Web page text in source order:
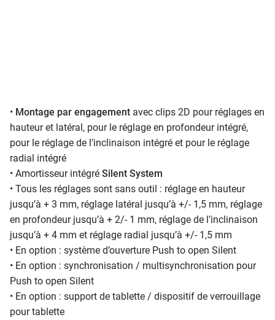
• Montage par engagement avec clips 2D pour réglages en
hauteur et latéral, pour le réglage en profondeur intégré,
pour le réglage de l’inclinaison intégré et pour le réglage
radial intégré
• Amortisseur intégré Silent System
• Tous les réglages sont sans outil : réglage en hauteur
jusqu’à + 3 mm, réglage latéral jusqu’à +/- 1,5 mm, réglage
en profondeur jusqu’à + 2/- 1 mm, réglage de l’inclinaison
jusqu’à + 4 mm et réglage radial jusqu’à +/- 1,5 mm
• En option : système d’ouverture Push to open Silent
• En option : synchronisation / multisynchronisation pour
Push to open Silent
• En option : support de tablette / dispositif de verrouillage
pour tablette